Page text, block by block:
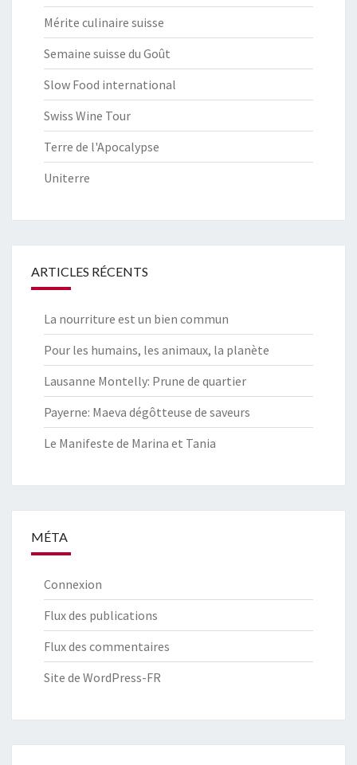
Mérite culinaire suisse
Semaine suisse du Goût
Slow Food international
Swiss Wine Tour
Terre de l'Apocalypse
Uniterre
ARTICLES RÉCENTS
La nourriture est un bien commun
Pour les humains, les animaux, la planète
Lausanne Montelly: Prune de quartier
Payerne: Maeva dégôtteuse de saveurs
Le Manifeste de Marina et Tania
MÉTA
Connexion
Flux des publications
Flux des commentaires
Site de WordPress-FR